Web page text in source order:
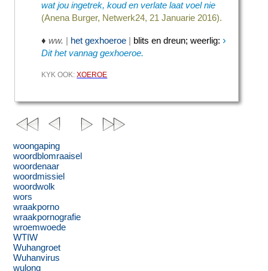
wat jou ingetrek, koud en verlate laat voel nie
(Anena Burger, Netwerk24, 21 Januarie 2016).
♦ww. het gexhoeroe blits en dreun;weerlig:›
Dit het vannag gexhoeroe.
KYK OOK:XOEROE
woongaping
woordblomraaisel
woordenaar
woordmissiel
woordwolk
wors
wraakporno
wraakpornografie
wroemwoede
WTIW
Wuhangroet
Wuhanvirus
wulong